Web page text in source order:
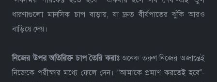
ধারণাগুলো মানসিক চাপ বাড়ায়, যা দ্রুত বীর্যপাতের ঝুঁকি আরও
বাড়িয়ে দেয়।
নিজের উপর অতিরিক্ত চাপ তৈরি করাঃঅনেক তরুণ নিজের অজান্তেই
নিজেকে পরীক্ষার মধ্যে ফেলে দেন। “আমাকে প্রমাণ করতেই হবে”-